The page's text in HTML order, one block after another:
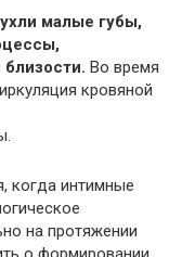
малые губы,
Во время
кровяной
когда интимные
на протяжении